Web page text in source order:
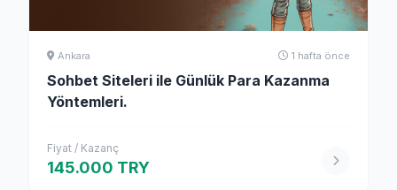
Ankara 1 hafta önce
Sohbet Siteleri ile Günlük Para Kazanma
Yöntemleri.
Fiyat / Kazanç
145.000 TRY